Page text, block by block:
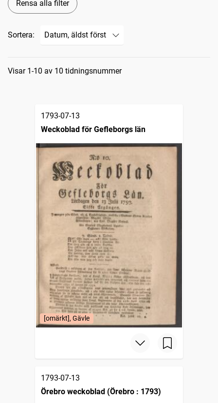
Rensa alla filter
Sortera:
Sökresultat
Visar 1-10 av 10 tidningsnummer
1793-07-13
Weckoblad för Gefleborgs län
[omärkt], Gävle
1793-07-13
Örebro weckoblad (Örebro : 1793)